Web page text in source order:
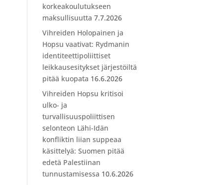
korkeakoulutukseen
maksullisuutta 7.7.2026
Vihreiden Holopainen ja
Hopsu vaativat: Rydmanin
identiteettipoliittiset
leikkausesitykset järjestöiltä
pitää kuopata 16.6.2026
Vihreiden Hopsu kritisoi
ulko- ja
turvallisuuspoliittisen
selonteon Lähi-Idän
konfliktin liian suppeaa
käsittelyä: Suomen pitää
edetä Palestiinan
tunnustamisessa 10.6.2026